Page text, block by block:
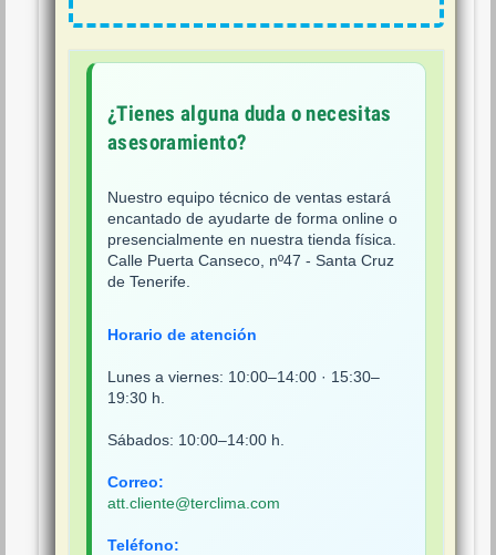
¿Tienes alguna duda o necesitas
asesoramiento?
Nuestro equipo técnico de ventas estará
encantado de ayudarte de forma online o
presencialmente en nuestra tienda física.
Calle Puerta Canseco, nº47 - Santa Cruz
de Tenerife.
Horario de atención
Lunes a viernes: 10:00–14:00 · 15:30–
19:30 h.
Sábados: 10:00–14:00 h.
Correo:
att.cliente@terclima.com
Teléfono: